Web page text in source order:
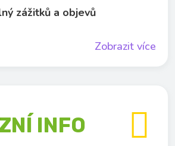
zážitků a objevů
Zobrazit více
INFO 